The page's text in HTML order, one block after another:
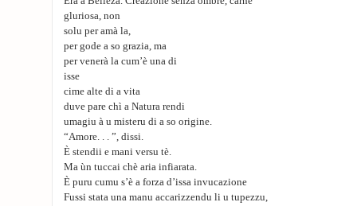
gluriosa, non
solu per amà la,
per gode a so grazia, ma
per venerà la cum’è una di
isse
cime alte di a vita
duve pare chì a Natura rendi
umagiu à u misteru di a so origine.
“Amore. . . ”, dissi.
È stendii e mani versu tè.
Ma ùn tuccai chè aria infiarata.
È puru cumu s’è a forza d’issa invucazione
Fussi stata una manu accarizzendu li u tupezzu,